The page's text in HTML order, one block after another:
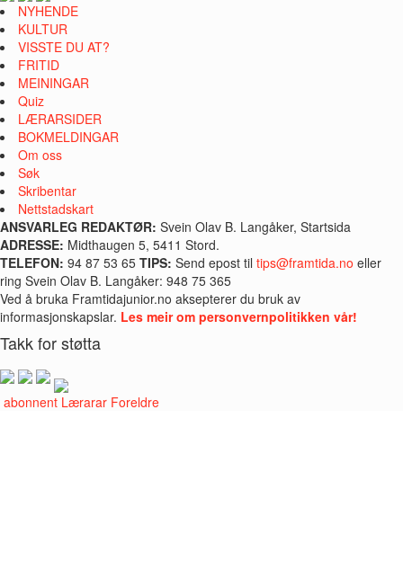
NYHENDE
KULTUR
VISSTE DU AT?
FRITID
MEININGAR
Quiz
LÆRARSIDER
BOKMELDINGAR
Om oss
Søk
Skribentar
Nettstadskart
ANSVARLEG REDAKTØR: Svein Olav B. Langåker, Startsida
ADRESSE: Midthaugen 5, 5411 Stord.
TELEFON: 94 87 53 65 TIPS: Send epost til tips@framtida.no eller
ring Svein Olav B. Langåker: 948 75 365
Ved å bruka Framtidajunior.no aksepterer du bruk av
informasjonskapslar. Les meir om personvernpolitikken vår!
Takk for støtta
abonnent Lærarar Foreldre